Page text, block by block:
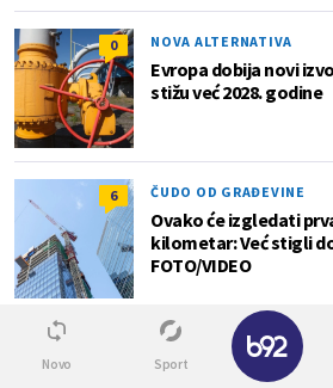
0 NOVA ALTERNATIVA
Evropa dobija novi
stižu već 2028. godine
6 ČUDO OD GRAĐEVINE
Ovako će izgledati
kilometar: Već stigli
FOTO/VIDEO
Novo Sport
✕